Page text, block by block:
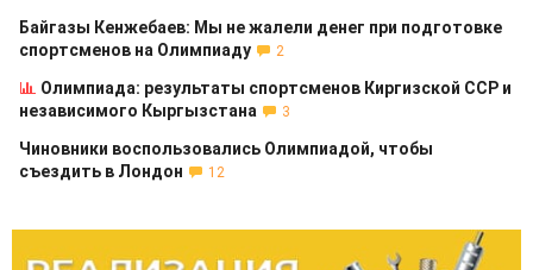
Байгазы Кенжебаев: Мы не жалели денег при подготовке
спортсменов на Олимпиаду
2
Олимпиада: результаты спортсменов Киргизской ССР и
независимого Кыргызстана
3
Чиновники воспользовались Олимпиадой, чтобы
съездить в Лондон
12